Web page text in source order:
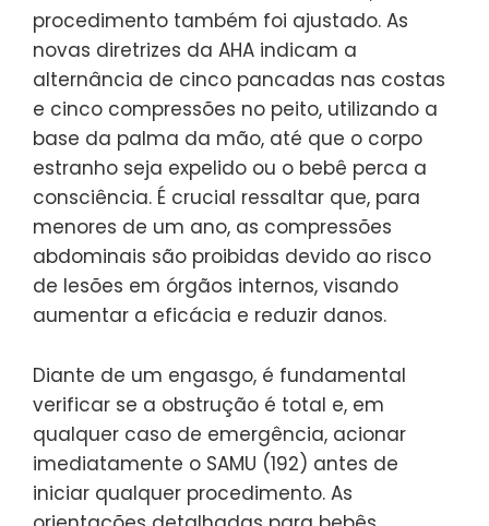
procedimento também foi ajustado. As
novas diretrizes da AHA indicam a
alternância de cinco pancadas nas costas
e cinco compressões no peito, utilizando a
base da palma da mão, até que o corpo
estranho seja expelido ou o bebê perca a
consciência. É crucial ressaltar que, para
menores de um ano, as compressões
abdominais são proibidas devido ao risco
de lesões em órgãos internos, visando
aumentar a eficácia e reduzir danos.
Diante de um engasgo, é fundamental
verificar se a obstrução é total e, em
qualquer caso de emergência, acionar
imediatamente o SAMU (192) antes de
iniciar qualquer procedimento. As